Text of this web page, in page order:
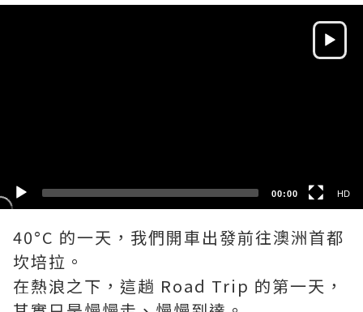
00:00 HD
40°C 的一天，我們開車出發前往澳洲首都
坎培拉。
在熱浪之下，這趟 Road Trip 的第一天，